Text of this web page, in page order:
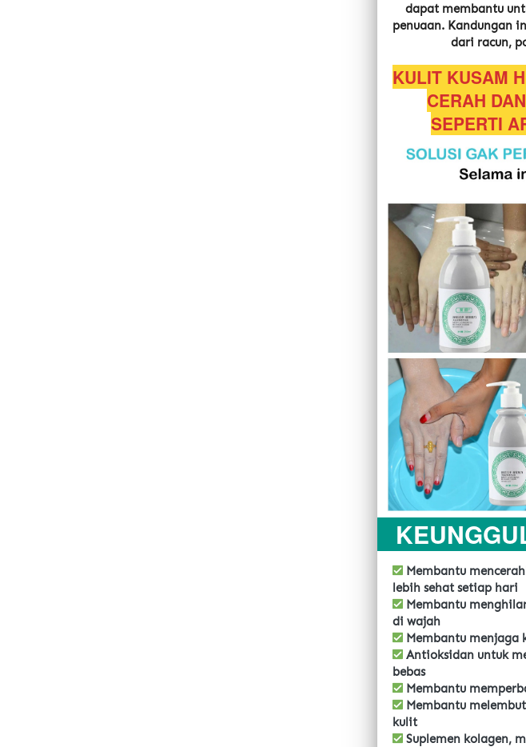
dapat membantu
penuaan. Kandungan
dari racun,
KULIT KUSAM
CERAH
SEPERTI
Membantu
lebih sehat setiap hari
Membantu
di wajah
Membantu menjaga
Antioksidan untuk
bebas
Membantu
Membantu
kulit
Suplemen kolagen,